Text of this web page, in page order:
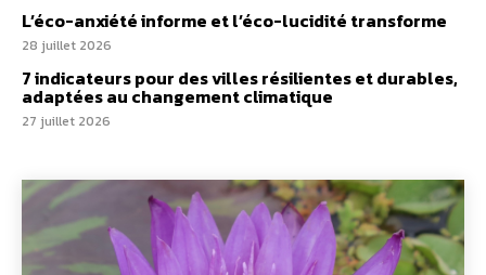
L’éco-anxiété informe et l’éco-lucidité transforme
28 juillet 2026
7 indicateurs pour des villes résilientes et durables,
adaptées au changement climatique
27 juillet 2026